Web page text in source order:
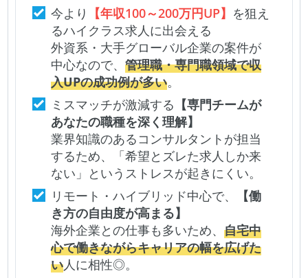
今より
【年収100～200万円UP】 を狙え
るハイクラス求人に出会える
外資系・大手グローバル企業の案件が
中心なので、管理職・専門職領域で収
入UPの成功例が多い。
ミスマッチが激減する 【専門チームが
あなたの職種を深く理解】
業界知識のあるコンサルタントが担当
するため、「希望とズレた求人しか来
ない」というストレスが起きにくい。
リモート・ハイブリッド中心で、
【働
き方の自由度が高まる】
海外企業との仕事も多いため、自宅中
心で働きながらキャリアの幅を広げた
い人に相性◎。